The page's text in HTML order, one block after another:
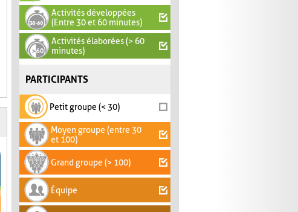
Activités développées
(Entre 30 et 60 minutes)
Activités élaborées (> 60
minutes)
PARTICIPANTS
Petit groupe (< 30)
Moyen groupe (entre 30
et 100)
Grand groupe (> 100)
Équipe